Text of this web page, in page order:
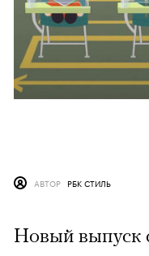
АВТОР РБК СТИЛЬ
Новый выпуск